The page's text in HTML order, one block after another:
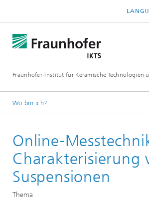
Fraunhofer-Institut für Keramische Technologien
ČESKÝ
Wo bin ich?
Abteilungen
Werkstoff- und
Sintern und Charakterisierung
Pulver- und
Online-
Charakterisierung
Suspensionen
Thema